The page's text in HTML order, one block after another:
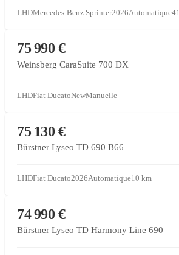
LHDMercedes-Benz Sprinter2026Automatique41
CONCESSIONNAIRE PARTENAIRE
75 990 €
Weinsberg CaraSuite 700 DX
LHDFiat DucatoNewManuelle
CONCESSIONNAIRE PARTENAIRE
75 130 €
Bürstner Lyseo TD 690 B66
LHDFiat Ducato2026Automatique10 km
VENTE SOUS MANDAT
74 990 €
Bürstner Lyseo TD Harmony Line 690